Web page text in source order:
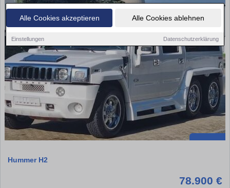
Alle Cookies akzeptieren Alle Cookies ablehnen
Einstellungen Datenschutzerklärung
Hummer H2
78.900 €